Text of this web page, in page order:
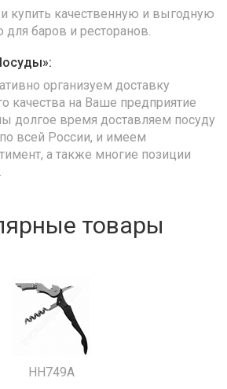
купить качественную и выгодную
баров и ресторанов.
организуем доставку
качества на Ваше предприятие
долгое время доставляем посуду
всей России, и имеем
а также многие позиции
товары
HH749A